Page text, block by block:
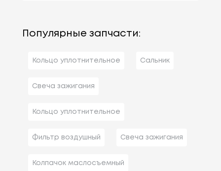
Популярные запчасти:
Кольцо уплотнительное Сальник
Свеча зажигания
Кольцо уплотнительное
Фильтр воздушный Свеча зажигания
Колпачок маслосъемный